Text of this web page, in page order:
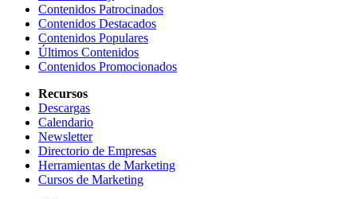
Contenidos Patrocinados
Contenidos Destacados
Contenidos Populares
Últimos Contenidos
Contenidos Promocionados
Recursos
Descargas
Calendario
Newsletter
Directorio de Empresas
Herramientas de Marketing
Cursos de Marketing